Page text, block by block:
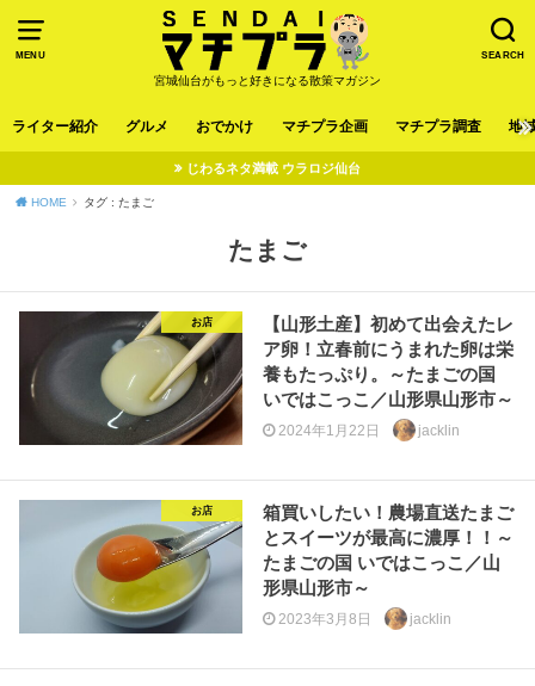
MENU SEARCH
宮城仙台がもっと好きになる散策マガジン
ライター紹介 グルメ おでかけ マチプラ企画 マチプラ調査 地
じわるネタ満載 ウラロジ仙台
HOME タグ : たまご
たまご
お店
【山形土産】初めて出会えたレ
ア卵！立春前にうまれた卵は栄
養もたっぷり。～たまごの国
いではこっこ／山形県山形市～
2024年1月22日 jacklin
お店
箱買いしたい！農場直送たまご
とスイーツが最高に濃厚！！～
たまごの国 いではこっこ／山
形県山形市～
2023年3月8日 jacklin